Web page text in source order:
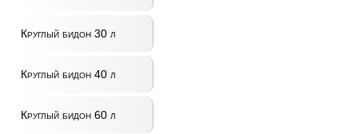
Круглый бидон 30 л
Круглый бидон 40 л
Круглый бидон 60 л